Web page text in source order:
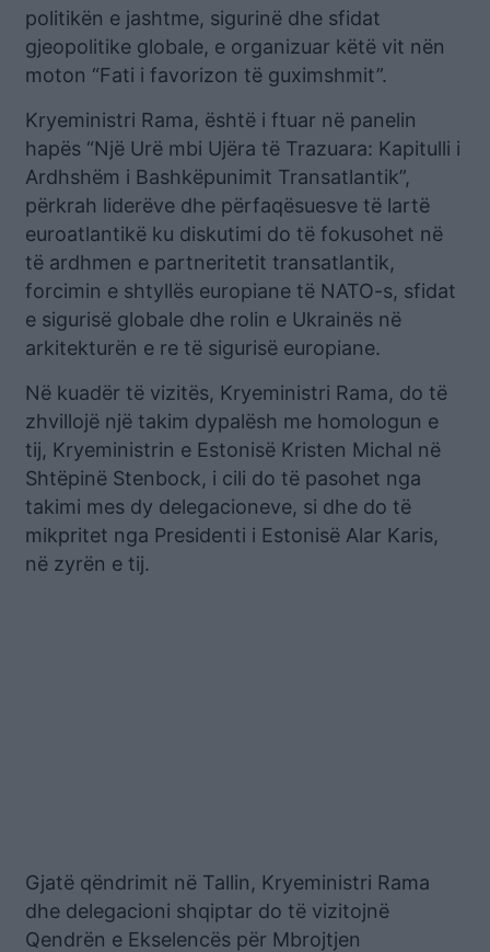
politikën e jashtme, sigurinë dhe sfidat
gjeopolitike globale, e organizuar këtë vit nën
moton “Fati i favorizon të guximshmit”.
Kryeministri Rama, është i ftuar në panelin
hapës “Një Urë mbi Ujëra të Trazuara: Kapitulli i
Ardhshëm i Bashkëpunimit Transatlantik”,
përkrah liderëve dhe përfaqësuesve të lartë
euroatlantikë ku diskutimi do të fokusohet në
të ardhmen e partneritetit transatlantik,
forcimin e shtyllës europiane të NATO-s, sfidat
e sigurisë globale dhe rolin e Ukrainës në
arkitekturën e re të sigurisë europiane.
Në kuadër të vizitës, Kryeministri Rama, do të
zhvillojë një takim dypalësh me homologun e
tij, Kryeministrin e Estonisë Kristen Michal në
Shtëpinë Stenbock, i cili do të pasohet nga
takimi mes dy delegacioneve, si dhe do të
mikpritet nga Presidenti i Estonisë Alar Karis,
në zyrën e tij.
Gjatë qëndrimit në Tallin, Kryeministri Rama
dhe delegacioni shqiptar do të vizitojnë
Qendrën e Ekselencës për Mbrojtjen